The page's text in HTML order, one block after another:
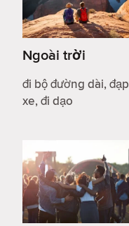
Ngoài trời
đi bộ đường dài, đạp
xe, đi dạo